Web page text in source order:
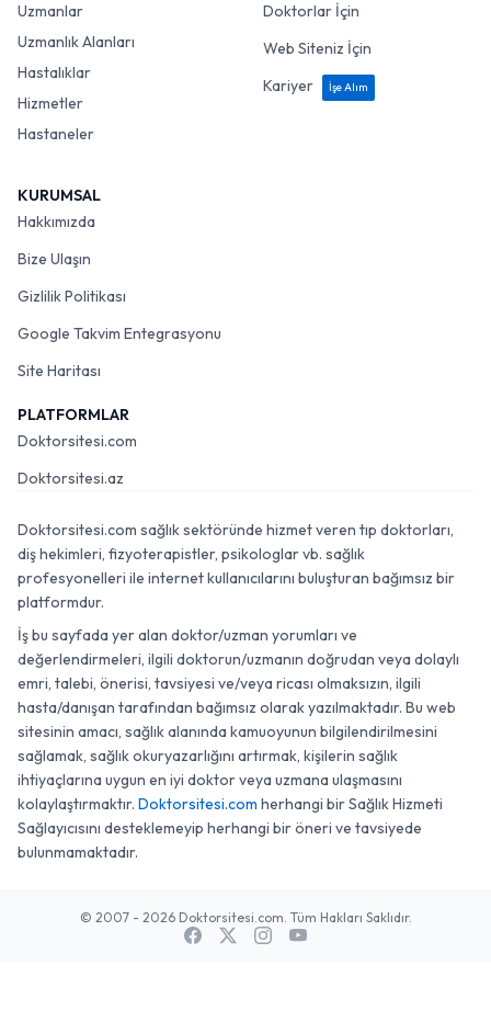
Uzmanlar
Uzmanlık Alanları
Hastalıklar
Hizmetler
Hastaneler
Doktorlar İçin
Web Siteniz İçin
Kariyer
İşe Alım
KURUMSAL
Hakkımızda
Bize Ulaşın
Gizlilik Politikası
Google Takvim Entegrasyonu
Site Haritası
PLATFORMLAR
Doktorsitesi.com
Doktorsitesi.az
Doktorsitesi.com sağlık sektöründe hizmet veren tıp doktorları,
diş hekimleri, fizyoterapistler, psikologlar vb. sağlık
profesyonelleri ile internet kullanıcılarını buluşturan bağımsız bir
platformdur.
İş bu sayfada yer alan doktor/uzman yorumları ve
değerlendirmeleri, ilgili doktorun/uzmanın doğrudan veya dolaylı
emri, talebi, önerisi, tavsiyesi ve/veya ricası olmaksızın, ilgili
hasta/danışan tarafından bağımsız olarak yazılmaktadır. Bu web
sitesinin amacı, sağlık alanında kamuoyunun bilgilendirilmesini
sağlamak, sağlık okuryazarlığını artırmak, kişilerin sağlık
ihtiyaçlarına uygun en iyi doktor veya uzmana ulaşmasını
kolaylaştırmaktır. Doktorsitesi.com herhangi bir Sağlık Hizmeti
Sağlayıcısını desteklemeyip herhangi bir öneri ve tavsiyede
bulunmamaktadır.
© 2007 - 2026 Doktorsitesi.com. Tüm Hakları Saklıdır.